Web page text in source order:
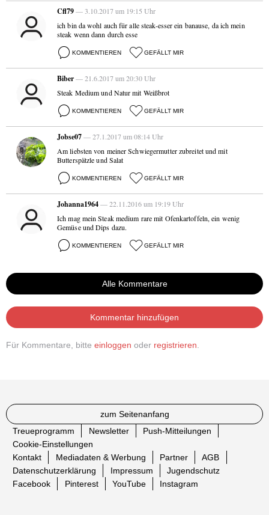
Cfl79— 3.10.2017 um 19:15 Uhr
ich bin da wohl auch für alle steak-esser ein banause, da ich mein
steak wenn dann durch esse
KOMMENTIEREN GEFÄLLT MIR
Biber— 21.6.2017 um 20:30 Uhr
Steak Medium und Natur mit Weißbrot
KOMMENTIEREN GEFÄLLT MIR
Jobse07— 27.1.2017 um 08:14 Uhr
Am liebsten von meiner Schwiegermutter zubreitet und mit
Butterspätzle und Salat
KOMMENTIEREN GEFÄLLT MIR
Johanna1964— 22.11.2016 um 19:19 Uhr
Ich mag mein Steak medium rare mit Ofenkartoffeln, ein wenig
Gemüse und Dips dazu.
KOMMENTIEREN GEFÄLLT MIR
Alle Kommentare
Kommentar hinzufügen
Für Kommentare, bitte einloggen oder registrieren
zum Seitenanfang
Treueprogramm
Newsletter
Push-Mitteilungen
Cookie-Einstellungen
Kontakt
Mediadaten & Werbung Partner
AGB
Datenschutzerklärung
Impressum
Jugendschutz
Facebook
Pinterest YouTube Instagram